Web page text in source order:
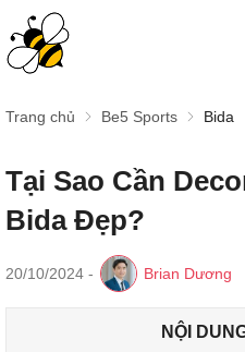
Trang chủ Be5 Sports Bida
Tại Sao Cần
Bida Đẹp?
20/10/2024 - Brian Dương
NỘI